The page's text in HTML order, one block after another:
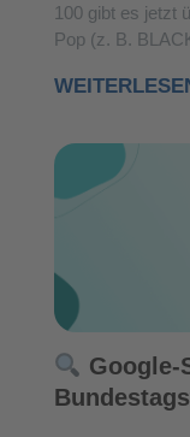
100 gibt es jetzt
Pop (z. B.
Google-